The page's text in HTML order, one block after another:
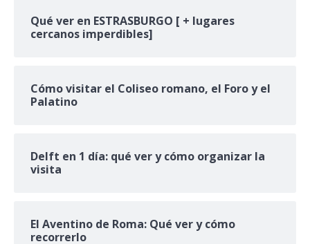
Qué ver en ESTRASBURGO [ + lugares
cercanos imperdibles]
Cómo visitar el Coliseo romano, el Foro y el
Palatino
Delft en 1 día: qué ver y cómo organizar la
visita
El Aventino de Roma: Qué ver y cómo
recorrerlo